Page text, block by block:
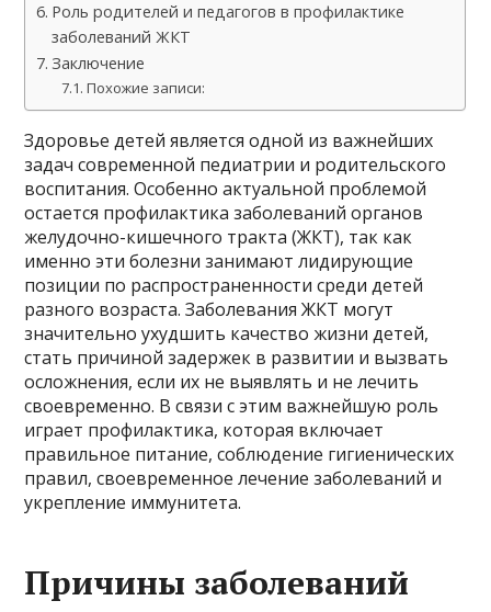
Роль родителей и педагогов в профилактике
заболеваний ЖКТ
Заключение
Похожие записи:
Здоровье детей является одной из важнейших
задач современной педиатрии и родительского
воспитания. Особенно актуальной проблемой
остается профилактика заболеваний органов
желудочно-кишечного тракта (ЖКТ), так как
именно эти болезни занимают лидирующие
позиции по распространенности среди детей
разного возраста. Заболевания ЖКТ могут
значительно ухудшить качество жизни детей,
стать причиной задержек в развитии и вызвать
осложнения, если их не выявлять и не лечить
своевременно. В связи с этим важнейшую роль
играет профилактика, которая включает
правильное питание, соблюдение гигиенических
правил, своевременное лечение заболеваний и
укрепление иммунитета.
Причины заболеваний